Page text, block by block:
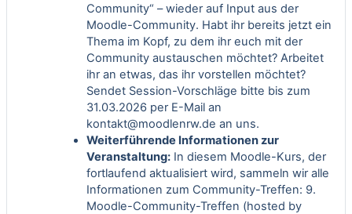
Community“ – wieder auf Input aus der
Moodle-Community. Habt ihr bereits jetzt ein
Thema im Kopf, zu dem ihr euch mit der
Community austauschen möchtet? Arbeitet
ihr an etwas, das ihr vorstellen möchtet?
Sendet Session-Vorschläge bitte bis zum
31.03.2026 per E-Mail an
kontakt@moodlenrw.de an uns.
Weiterführende Informationen zur
Veranstaltung: In diesem Moodle-Kurs, der
fortlaufend aktualisiert wird, sammeln wir alle
Informationen zum Community-Treffen: 9.
Moodle-Community-Treffen (hosted by